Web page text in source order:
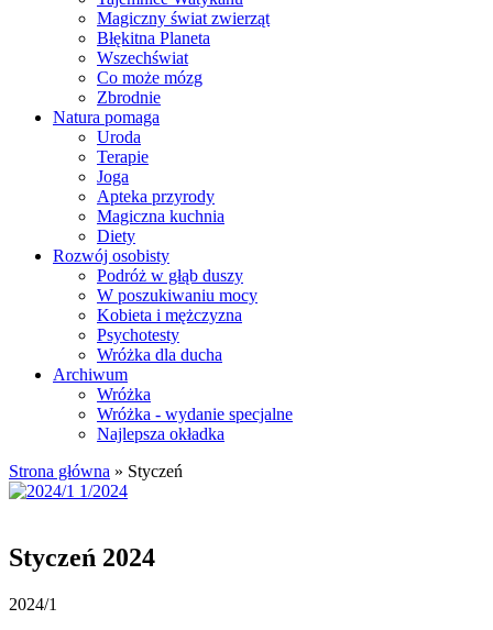
Magiczny świat zwierząt
Błękitna Planeta
Wszechświat
Co może mózg
Zbrodnie
Natura pomaga
Uroda
Terapie
Joga
Apteka przyrody
Magiczna kuchnia
Diety
Rozwój osobisty
Podróż w głąb duszy
W poszukiwaniu mocy
Kobieta i mężczyzna
Psychotesty
Wróżka dla ducha
Archiwum
Wróżka
Wróżka - wydanie specjalne
Najlepsza okładka
Strona główna » Styczeń
Styczeń 2024
2024/1